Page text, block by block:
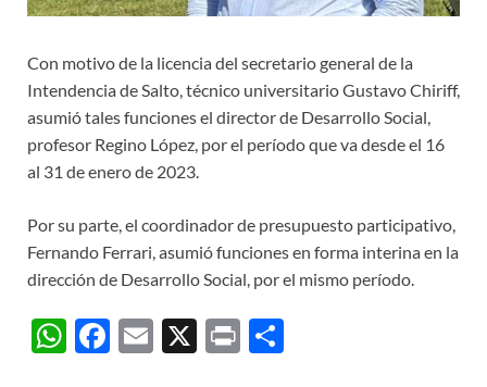
Con motivo de la licencia del secretario general de la
Intendencia de Salto, técnico universitario Gustavo Chiriff,
asumió tales funciones el director de Desarrollo Social,
profesor Regino López, por el período que va desde el 16
al 31 de enero de 2023.
Por su parte, el coordinador de presupuesto participativo,
Fernando Ferrari, asumió funciones en forma interina en la
dirección de Desarrollo Social, por el mismo período.
W F
E
X
P